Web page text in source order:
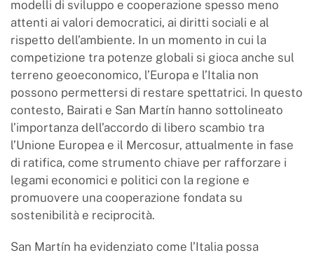
modelli di sviluppo e cooperazione spesso meno
attenti ai valori democratici, ai diritti sociali e al
rispetto dell’ambiente. In un momento in cui la
competizione tra potenze globali si gioca anche sul
terreno geoeconomico, l’Europa e l’Italia non
possono permettersi di restare spettatrici. In questo
contesto, Bairati e San Martín hanno sottolineato
l’importanza dell’accordo di libero scambio tra
l’Unione Europea e il Mercosur, attualmente in fase
di ratifica, come strumento chiave per rafforzare i
legami economici e politici con la regione e
promuovere una cooperazione fondata su
sostenibilità e reciprocità.
San Martín ha evidenziato come l’Italia possa